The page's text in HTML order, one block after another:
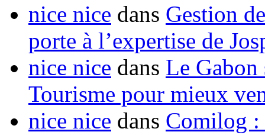
nice nice dans Gestion
porte à l’expertise de
nice nice dans Le Gabon
Tourisme pour mieux
nice nice dans Comilog :